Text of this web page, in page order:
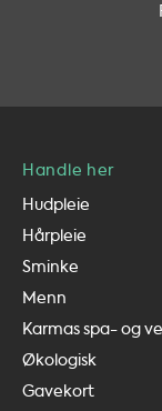
Handle her
Hudpleie
Hårpleie
Sminke
Menn
Karmas spa- og
Økologisk
Gavekort